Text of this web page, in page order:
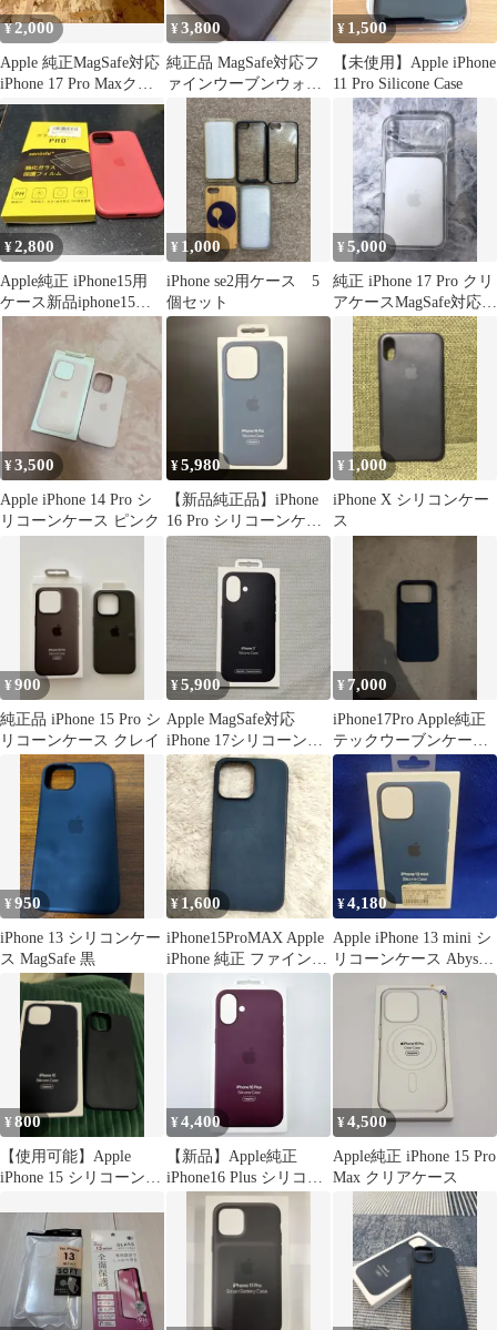
¥2,000
Apple 純正MagSafe対応
iPhone 17 Pro Maxクリ
アケース
¥3,800
純正品 MagSafe対応フ
ァインウーブンウォレ
ット
¥ 1,500
【未使用】Apple iPhone
11 Pro Silicone Case
¥2,800
Apple純正 iPhone15用
ケース新品iphone15ガ
ラスフィルム付き
¥ 1,000
iPhone se2用ケース 5
個セット
¥5,000
純正 iPhone 17 Pro クリ
アケースMagSafe対応 ■
即購入⭕️
¥3,500
Apple iPhone 14 Pro シ
リコーンケース ピンク
¥5,980
【新品純正品】iPhone
16 Pro シリコーンケー
ス レイクグリーン
¥ 1,000
iPhone X シリコンケー
ス
¥900
純正品 iPhone 15 Pro シ
リコーンケース クレイ
¥5,900
Apple MagSafe対応
iPhone 17シリコーンケ
ース - ブラック
¥ 7,000
iPhone17Pro Apple純正
テックウーブンケース
ブルー 箱無し 新品
¥950
iPhone 13 シリコンケー
ス MagSafe 黒
¥ 1,600
iPhone15ProMAX Apple
iPhone 純正 ファインウ
ーブン
¥4,180
Apple iPhone 13 mini シ
リコーンケース Abyss
Blue
¥800
【使用可能】Apple
iPhone 15 シリコーンケ
¥4,400
【新品】Apple純正
iPhone16 Plus シリコー
ンケース プラム
¥4,500
Apple純正 iPhone 15 Pro
Max クリアケース